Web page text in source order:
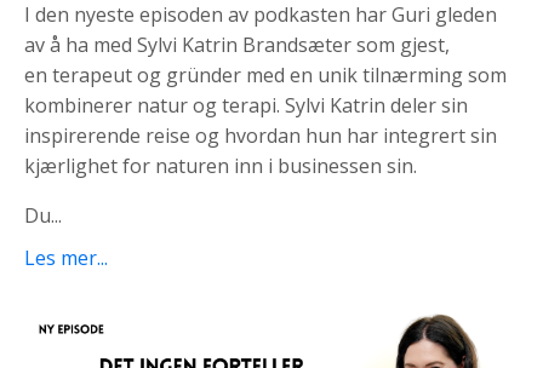
I den nyeste episoden av podkasten har Guri gleden
av å ha med Sylvi Katrin Brandsæter som gjest,
en terapeut og gründer med en unik tilnærming som
kombinerer natur og terapi. Sylvi Katrin deler sin
inspirerende reise og hvordan hun har integrert sin
kjærlighet for naturen inn i businessen sin.
Du...
Les mer...